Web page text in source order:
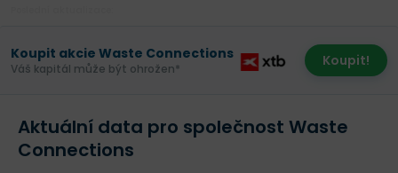
Koupit akcie Waste Connections
Váš kapitál může být ohrožen* Koupit!
Aktuální data pro společnost Waste
Connections